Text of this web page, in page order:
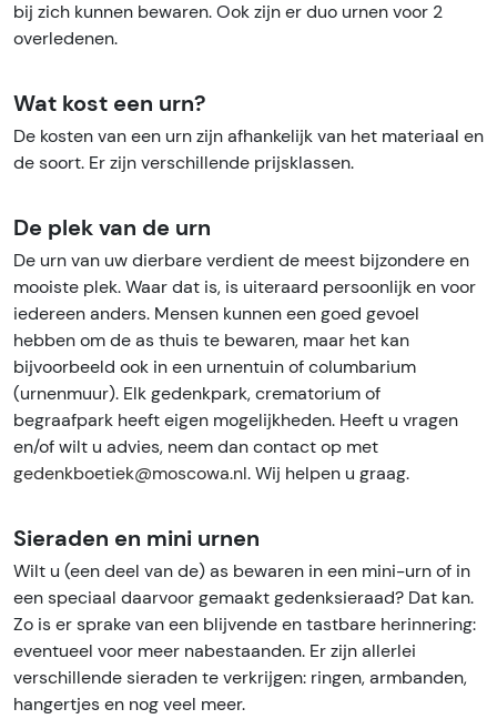
bij zich kunnen bewaren. Ook zijn er duo urnen voor 2
overledenen.
Wat kost een urn?
De kosten van een urn zijn afhankelijk van het materiaal en
de soort. Er zijn verschillende prijsklassen.
De plek van de urn
De urn van uw dierbare verdient de meest bijzondere en
mooiste plek. Waar dat is, is uiteraard persoonlijk en voor
iedereen anders. Mensen kunnen een goed gevoel
hebben om de as thuis te bewaren, maar het kan
bijvoorbeeld ook in een urnentuin of columbarium
(urnenmuur). Elk gedenkpark, crematorium of
begraafpark heeft eigen mogelijkheden. Heeft u vragen
en/of wilt u advies, neem dan contact op met
gedenkboetiek@moscowa.nl. Wij helpen u graag.
Sieraden en mini urnen
Wilt u (een deel van de) as bewaren in een mini-urn of in
een speciaal daarvoor gemaakt gedenksieraad? Dat kan.
Zo is er sprake van een blijvende en tastbare herinnering:
eventueel voor meer nabestaanden. Er zijn allerlei
verschillende sieraden te verkrijgen: ringen, armbanden,
hangertjes en nog veel meer.